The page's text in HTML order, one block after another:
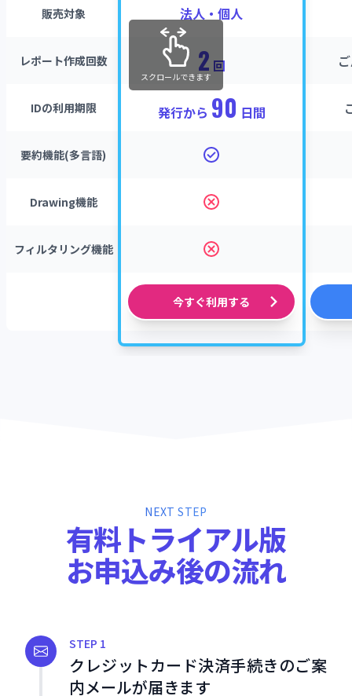
販売対象 法人・個人
レポート作成回数 2 回
IDの利用期限 発行から 90 日間
要約機能(多言語)
Drawing機能
フィルタリング機能
今すぐ利用する
スクロールできます
NEXT STEP
有料トライアル版
お申込み後の流れ
STEP 1
クレジットカード決済手続きのご案
内メールが届きます